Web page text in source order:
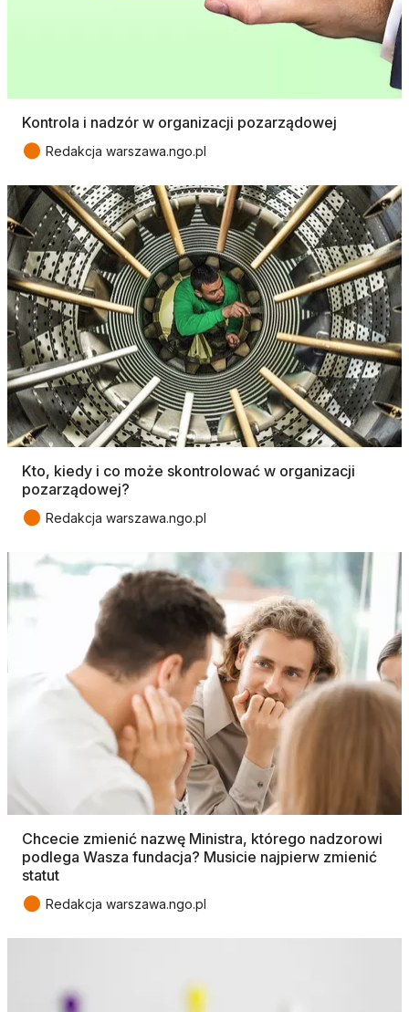
Kontrola i nadzór w organizacji pozarządowej
● Redakcja warszawa.ngo.pl
Kto, kiedy i co może skontrolować w organizacji
pozarządowej?
● Redakcja warszawa.ngo.pl
Chcecie zmienić nazwę Ministra, którego nadzorowi
podlega Wasza fundacja? Musicie najpierw zmienić
statut
● Redakcja warszawa.ngo.pl